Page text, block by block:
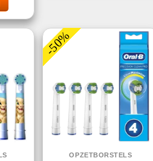
-50%
OPZETBORSTELS